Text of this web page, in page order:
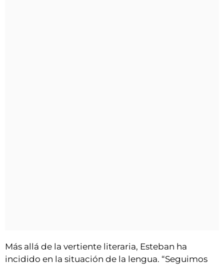
Más allá de la vertiente literaria, Esteban ha
incidido en la situación de la lengua. “Seguimos